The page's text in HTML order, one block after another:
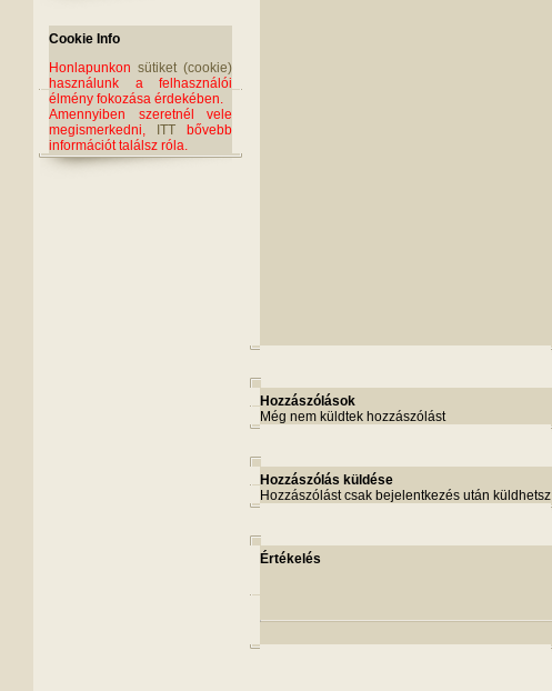
Cookie Info
Honlapunkon sütiket (cookie)
használunk a felhasználói
élmény fokozása érdekében.
Amennyiben szeretnél vele
megismerkedni,
ITT bővebb
információt találsz róla.
Hozzászólások
Még nem küldtek hozzászólást
Hozzászólás küldése
Hozzászólást csak bejelentkezés után küldhetsz
Értékelés